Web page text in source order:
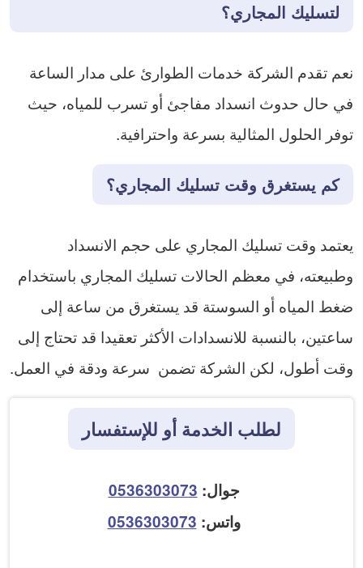
لتسليك المجاري؟
نعم تقدم الشركة خدمات الطوارئ على مدار الساعة
في حال حدوث انسداد مفاجئ أو تسرب للمياه، حيث
توفر الحلول المثالية بسرعة واحترافية.
كم يستغرق وقت تسليك المجاري؟
يعتمد وقت تسليك المجاري على حجم الانسداد
وطبيعته، في معظم الحالات تسليك المجاري باستخدام
ضغط المياه أو السوستة قد يستغرق من ساعة إلى
ساعتين، بالنسبة للانسدادات الأكثر تعقيدا قد تحتاج إلى
وقت أطول، لكن الشركة تضمن سرعة ودقة في العمل.
لطلب الخدمة أو للإستفسار
جوال: 0536303073
واتس: 0536303073